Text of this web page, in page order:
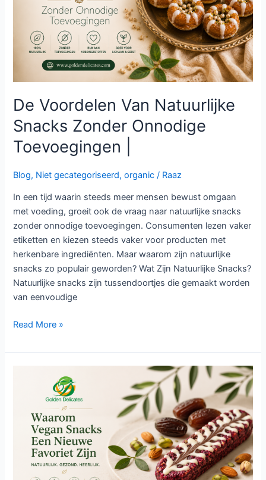
De Voordelen Van Natuurlijke
Snacks Zonder Onnodige
Toevoegingen |
Blog, Niet gecategoriseerd,organic / Raaz
In een tijd waarin steeds meer mensen bewust omgaan
met voeding, groeit ook de vraag naar natuurlijke snacks
zonder onnodige toevoegingen. Consumenten lezen vaker
etiketten en kiezen steeds vaker voor producten met
herkenbare ingrediënten. Maar waarom zijn natuurlijke
snacks zo populair geworden? Wat Zijn Natuurlijke Snacks?
Natuurlijke snacks zijn tussendoortjes die gemaakt worden
van eenvoudige
Onnodige
Toevoegingen
Read More »
Nieuwe
Favoriet